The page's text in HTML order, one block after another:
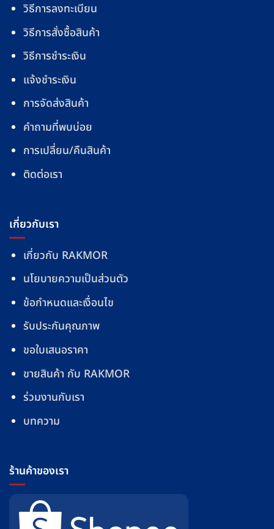
วิธีการลงทะเบียน
วิธีการสั่งซื้อสินค้า
วิธีการชำระเงิน
แจ้งชำระเงิน
การจัดส่งสินค้า
คำถามที่พบบ่อย
การเปลี่ยน/คืนสินค้า
ติดต่อเรา
เกี่ยวกับเรา
เกี่ยวกับ RAKMOR
นโยบายความเป็นส่วนตัว
ข้อกำหนดและเงื่อนไข
รับประกันคุณภาพ
ขอใบเสนอราคา
ขายสินค้า กับ RAKMOR
ร่วมงานกับเรา
บทความ
ร้านค้าของเรา